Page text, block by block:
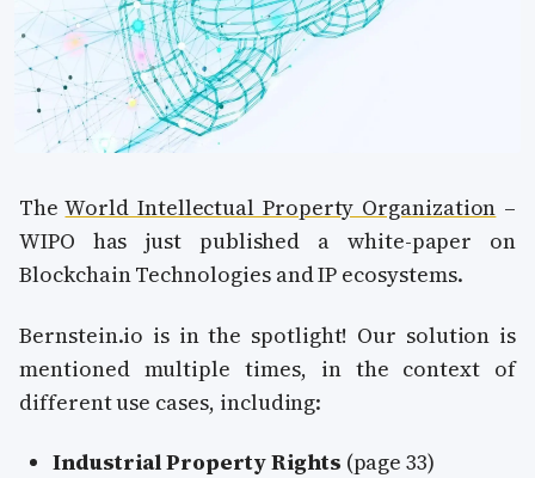
TheWorld Intellectual Property Organization –
WIPO has just published a white-paper on
Blockchain Technologies and IP ecosystems.
Bernstein.io is in the spotlight! Our solution is
mentioned multiple times, in the context of
different use cases, including:
Industrial Property Rights (page 33)